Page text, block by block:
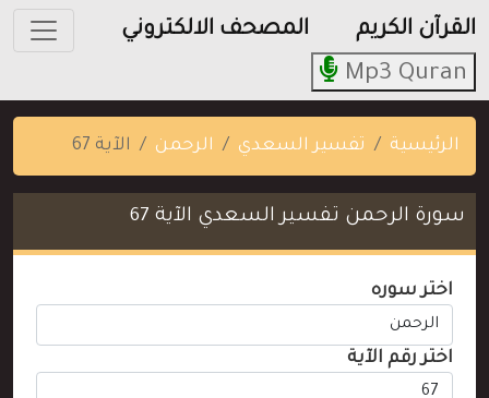
القرآن الكريم المصحف الالكتروني
Mp3 Quran
الرئيسية تفسير السعدي الرحمن الآية 67
سورة الرحمن تفسير السعدي الآية 67
اختر سوره
اختر رقم الآية